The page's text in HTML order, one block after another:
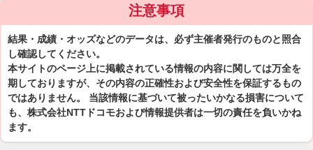
注意事項
結果・成績・オッズなどのデータは、必ず主催者発行のものと照合
し確認してください。
本サイトのページ上に掲載されている情報の内容に関しては万全を
期しておりますが、その内容の正確性および安全性を保証するもの
ではありません。 当該情報に基づいて被ったいかなる損害について
も、株式会社NTTドコモおよび情報提供者は一切の責任を負いかね
ます。